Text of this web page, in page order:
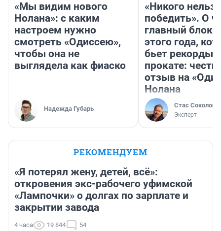
«Мы видим нового
Нолана»: с каким
настроем нужно
смотреть «Одиссею»,
чтобы она не
выглядела как фиаско
Надежда Губарь
«Никого нельзя
победить». О
главный
этого года,
бьет рекорды в
прокате:
отзыв на
Нолана
Стас Соколов
Эксперт
РЕКОМЕНДУЕМ
«Я потерял жену, детей, всё»:
откровения экс-рабочего уфимской
«Лампочки» о долгах по зарплате и
закрытии завода
4 часа 19 844 54